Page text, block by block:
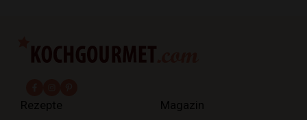
Rezepte Magazin